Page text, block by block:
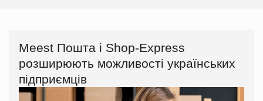
Meest Пошта і Shop-Express
розширюють можливості українських
підприємців